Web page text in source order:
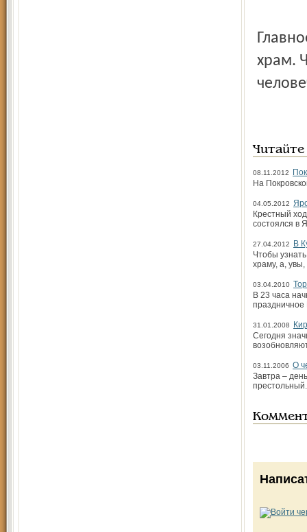
храм.
08.11.2012
На
04.05.2012
Крестный
состоялся в
27.04.2012
В
Чтобы
храму, а,
03.04.2010
В 23 часа
праздничное
31.01.2008
Сегодня
03.11.2006 О
Завтра –